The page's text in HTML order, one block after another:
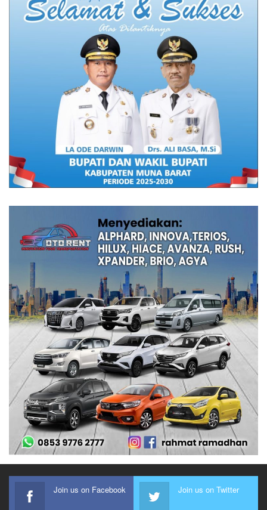
Join us on Facebook Join us on Twitter